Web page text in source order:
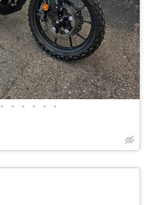
• • • • • •